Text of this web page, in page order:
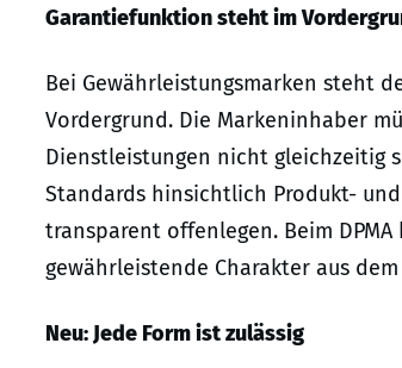
Garantiefunktion steht im
Bei Gewährleistungsmarken steht
Vordergrund. Die Markeninhaber
Dienstleistungen nicht gleichzeitig
Standards hinsichtlich Produkt-
transparent offenlegen. Beim
gewährleistende Charakter aus
Neu: Jede Form ist zulässig